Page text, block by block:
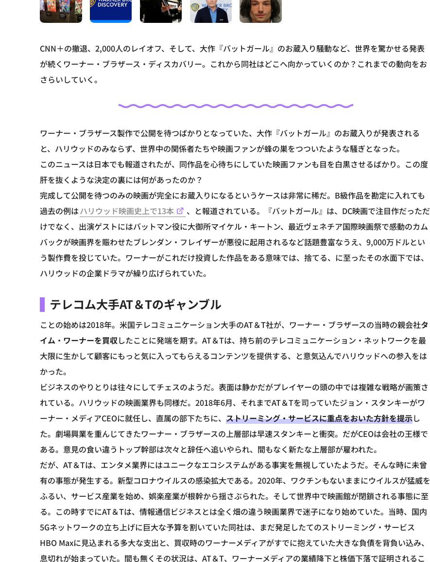
CNN＋の撤退、2,000人のレイオフ、そして、大作『バットガール』のお蔵入り騒動など、世界を驚かせる発表
が続くワーナー・ブラザース・ディスカバリー。これから同社はどこへ向かっていくのか？これまでの動向をお
さらいしていく。
ワーナー・ブラザース製作で公開を待つばかりとなっていた、大作『バットガール』のお蔵入りが発表される
と、ハリウッドのみならず、世界中の関係者たちや映画ファンが蜂の巣をつついたような騒ぎとなった。
このニュースは日本でも報道されたが、同作品を心待ちにしていた映画ファンも目を白黒させるばかり。この度
肝を抜くような決定の裏には何があったのか？
完成して公開を待つのみの映画が完全にお蔵入りになるというケースは非常に稀だ。B級作品を勘定に入れても
過去の例はハリウッド映画史上で13本
、と報道されている。『バットガール』は、DC映画で注目作だっただ
けでなく、出演ゲストにはバットマン役に大御所マイケル・キートン、最近ヴェネチア国際映画祭で感動のカム
バックが映画界を賑わせたブレンダン・フレイザーが悪役に起用されるなど話題豊富なうえ、9,000万ドルとい
う製作費を投じていた。ワーナーがこれだけ投資した作品をある意味では、捨てる、に至ったその水面下では、
ハリウッドの企業ドラマが繰り広げられていた。
テレコム大手AT＆Tのギャンブル
ことの始めは2018年。米国テレコミュニケーション大手のAT＆T社が、ワーナー・ブラザースの当時の親会社タ
イム ・ ワーナーを買収したことに発端を期す。AT＆Tは、持ち前のテレコミュニケーション・ネットワークを最
大限に生かして顧客にもっと気に入ってもらえるコンテンツを提供する、と意気込んでハリウッドへの参入をは
かった。
ビジネスのやりとりは往々にしてチェスのようだ。表面は静かだがプレイヤーの頭の中では複雑な戦略が画策さ
れている。ハリウッドの映画業界も同様だ。2018年6月、それまでAT＆Tを司っていたジョン・スタンキーがワ
ーナー・メディアCEOに就任し、直属の部下たちに、 ストリーミング・サービスに重点をおいた方針を提示し
た。劇場興業を重んじてきたワーナー・ブラザースの上層部は早速スタンキーと衝突。だがCEOは会社の王様で
ある。意見の食い違うトップ幹部は次々と辞任へ追いやられ、間もなく新たな上層部が雇われた。
だが、AT＆Tは、エンタメ業界にはユニークなエコシステムがある事実を無視していたようだ。そんな時に未曾
有の事態が発生する。新型コロナウイルスの感染拡大である。2020年、ワクチンもないままにウイルスが猛威を
ふるい、サービス産業を始め、娯楽産業が根幹から揺さぶられた。そして世界中で映画館が閉鎖される事態に至
る。この時すでにAT＆Tは、情報通信ビジネスとは全く畑の違う映画業界で迷子になり始めていた。当時、国内
5Gネットワークの立ち上げに巨大な予算を割いていた同社は、まだ発足したてのストリーミング・サービス
HBO Maxに見込まれる多大な支出と、買収時のワーナーメディアがすでに抱えていた大きな負債を背負い込み、
息切れが始まっていた。間も無くその状況は、AT＆T、ワーナーメディアの業績降下と株価下落で証明されるこ